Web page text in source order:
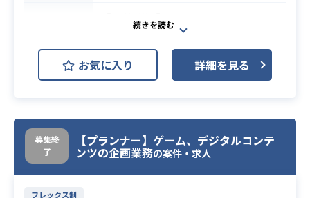
・運用ツール（シェルスクリプトやP
ython等）の開発・運用経験
・モニタリング・ツールの運用経験
業務内容
【案件詳細】
舞台やコンサート、ゲーム、アニメ
に関する映像制作や、パンフレット
などのグッズ制作の進行管理とデザ
必須スキル ・アシスタント経験のある方
お気に入り 詳細を見る
募集終
了
【プランナー】ゲーム、デジタルコンテ
ンツの企画業務の案件・求人
フレックス制